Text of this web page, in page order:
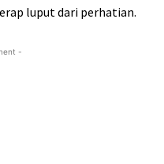
luput dari perhatian.
-